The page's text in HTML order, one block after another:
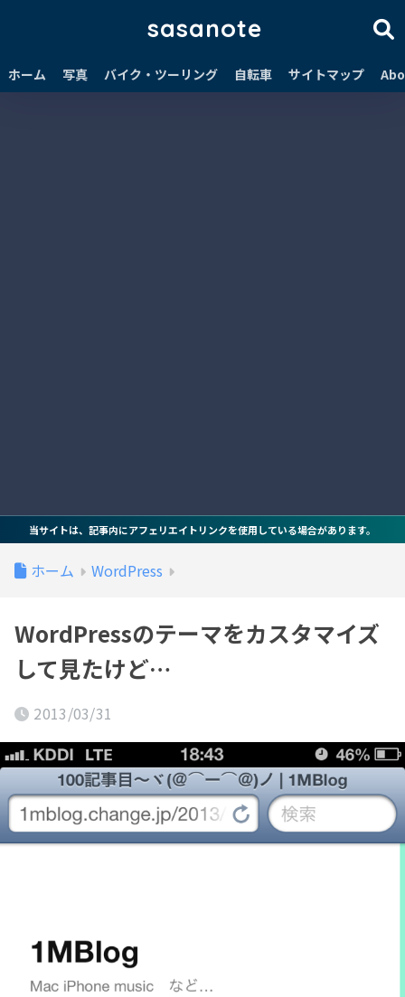
sasanote
ホーム 写真 バイク・ツーリング 自転車 サイトマップ
当サイトは、記事内にアフェリエイトリンクを使用している場合があります。
ホーム WordPress
WordPressのテーマをカスタマイズ
して見たけど…
2013/03/31